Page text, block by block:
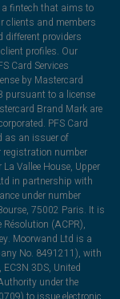
a fintech that aims to
clients and members
different providers
profiles. Our
Card Services
by Mastercard
pursuant to a license
Brand Mark are
PFS Card
as an issuer of
registration number
Vallee House, Upper
in partnership with
under number
75002 Paris. It is
Résolution (ACPR),
Moorwand Ltd is a
No. 8491211), with
3DS, United
under the